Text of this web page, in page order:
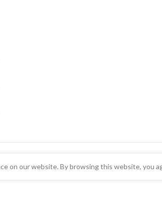
on our website. By browsing this website, you